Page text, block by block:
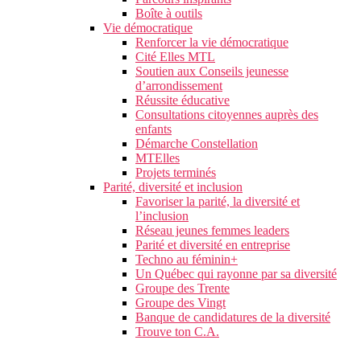
Boîte à outils
Vie démocratique
Renforcer la vie démocratique
Cité Elles MTL
Soutien aux Conseils jeunesse
d’arrondissement
Réussite éducative
Consultations citoyennes auprès des
enfants
Démarche Constellation
MTElles
Projets terminés
Parité, diversité et inclusion
Favoriser la parité, la diversité et
l’inclusion
Réseau jeunes femmes leaders
Parité et diversité en entreprise
Techno au féminin+
Un Québec qui rayonne par sa diversité
Groupe des Trente
Groupe des Vingt
Banque de candidatures de la diversité
Trouve ton C.A.